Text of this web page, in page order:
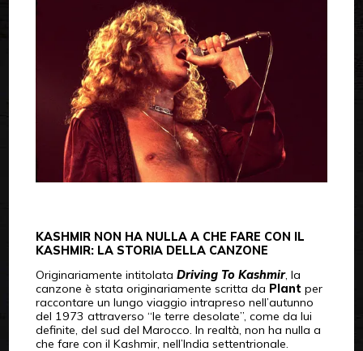
KASHMIR NON HA NULLA A CHE FARE CON IL
KASHMIR: LA STORIA DELLA CANZONE
Originariamente intitolata Driving To Kashmir, la
canzone è stata originariamente scritta da Plant per
raccontare un lungo viaggio intrapreso nell’autunno
del 1973 attraverso “le terre desolate”, come da lui
definite, del sud del Marocco. In realtà, non ha nulla a
che fare con il Kashmir, nell’India settentrionale.